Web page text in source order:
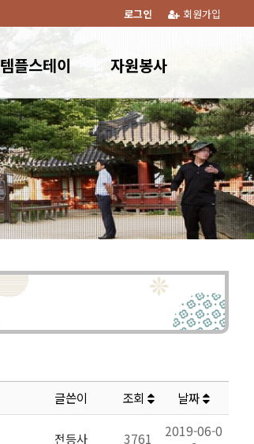
회원가입
로그인
템플스테이 자원봉사
글쓴이 조회 날짜
전등사 3761
2019-06-0